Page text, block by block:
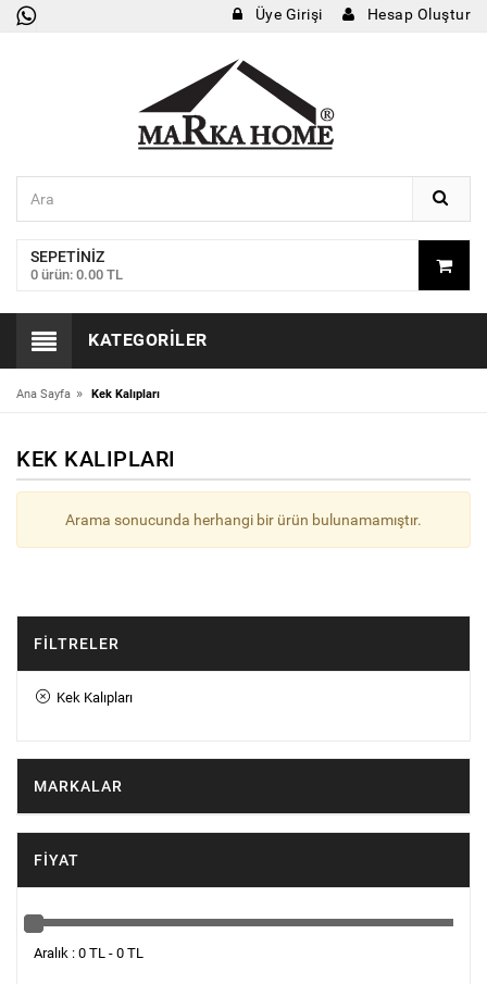
Üye Girişi Hesap Oluştur
SEPETINIZ
0 ürün: 0.00 TL
KATEGORILER
Ana Sayfa » Kek Kalıpları
KEK KALIPLARI
Arama sonucunda herhangi bir ürün bulunamamıştır.
FILTRELER
Kek Kalıpları
MARKALAR
FIYAT
Aralık : 0 TL - 0 TL